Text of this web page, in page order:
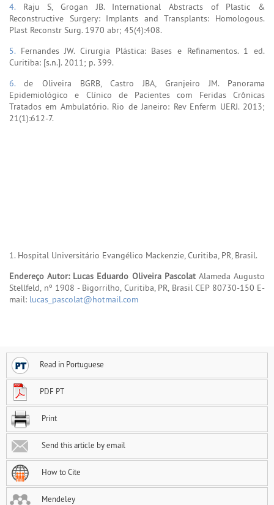
4. Raju S, Grogan JB. International Abstracts of Plastic &
Reconstructive Surgery: Implants and Transplants: Homologous.
Plast Reconstr Surg. 1970 abr; 45(4):408.
5. Fernandes JW. Cirurgia Plástica: Bases e Refinamentos. 1 ed.
Curitiba: [s.n.]. 2011; p. 399.
6.de Oliveira BGRB, Castro JBA, Granjeiro JM. Panorama
Epidemiológico e Clínico de Pacientes com Feridas Crônicas
Tratados em Ambulatório. Rio de Janeiro: Rev Enferm UERJ. 2013;
21(1):612-7.
1. Hospital Universitário Evangélico Mackenzie, Curitiba, PR, Brasil.
Endereço Autor: Lucas Eduardo Oliveira PascolatAlameda Augusto
Stellfeld, nº 1908 - Bigorrilho, Curitiba, PR, Brasil CEP 80730-150 E-
mail: lucas_pascolat@hotmail.com
Read in Portuguese
PDF PT
Print
Send this article by email
How to Cite
Mendeley